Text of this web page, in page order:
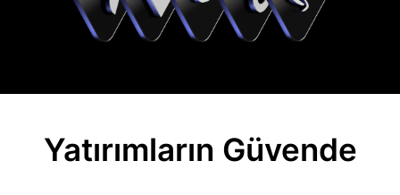
Yatırımların Güvende